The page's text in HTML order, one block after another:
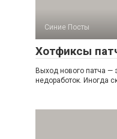
Синие Посты
Хотфиксы
Выход нового патча —
недоработок. Иногда